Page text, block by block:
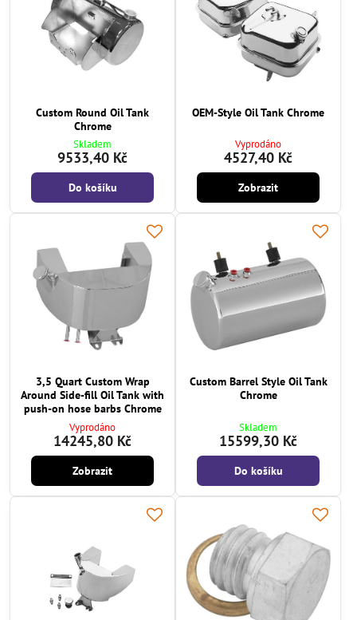
Custom Round Oil Tank
Chrome
Skladem
9533,40 Kč
Do košíku
OEM-Style Oil Tank Chrome
Vyprodáno
4527,40 Kč
Zobrazit
3,5 Quart Custom Wrap
Around Side-fill Oil Tank with
push-on hose barbs Chrome
Vyprodáno
14245,80 Kč
Zobrazit
Custom Barrel Style Oil Tank
Chrome
Skladem
15599,30 Kč
Do košíku